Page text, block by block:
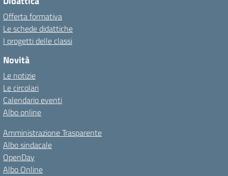
Offerta formativa
Le schede didattiche
I progetti delle classi
Novità
Le notizie
Le circolari
Calendario eventi
Albo online
Amministrazione Trasparente
Albo sindacale
OpenDay
Albo Online